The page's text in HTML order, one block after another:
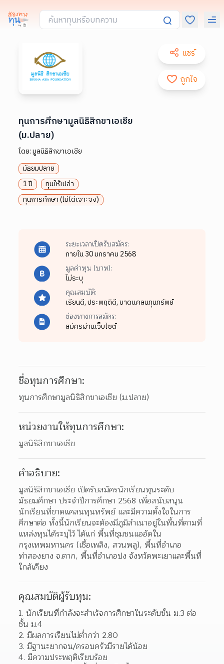
แชร์
ถูกใจ
ทุนการศึกษามูลนิธิสิกขาเอเชีย
(ม.ปลาย)
โดย:มูลนิธิสิกขาเอเชีย
มัธยมปลาย
1 ปี
ทุนให้เปล่า
ทุนการศึกษา (ไม่ได้เจาะจง)
ระยะเวลาเปิดรับสมัคร:
ภายใน 30 มกราคม 2568
มูลค่าทุน (บาท):
ไม่ระบุ
คุณสมบัติ:
เรียนดี,ประพฤติดี,ขาดแคลนทุนทรัพย์
ช่องทางการสมัคร:
สมัครผ่านเว็บไซต์
ชื่อทุนการศึกษา:
ทุนการศึกษามูลนิธิสิกขาเอเชีย (ม.ปลาย)
หน่วยงานให้ทุนการศึกษา:
มูลนิธิสิกขาเอเชีย
คำอธิบาย:
มูลนิธิสิกขาเอเซีย เปิดรับสมัครนักเรียนทุนระดับ
มัธยมศึกษา ประจำปีการศึกษา 2568 เพื่อสนับสนุน
นักเรียนที่ขาดแคลนทุนทรัพย์ และมีความตั้งใจในการ
ศึกษาต่อ ทั้งนี้นักเรียนจะต้องมีภูมิลำเนาอยู่ในพื้นที่ตามที่
แหล่งทุนได้ระบุไว้ ได้แก่ พื้นที่ชุมชนแออัดใน
กรุงเทพมหานคร (เชื้อเพลิง, สวนพลู), พื้นที่อำเภอ
ท่าสองยาง จ.ตาก, พื้นที่อำเภอปง จังหวัดพะเยาและพื้นที่
ใกล้เคียง
คุณสมบัติผู้รับทุน:
1. นักเรียนที่กำลังจะสำเร็จการศึกษาในระดับชั้น ม.3 ต่อ
ชั้น ม.4
2. มีผลการเรียนไม่ต่ำกว่า 2.80
3. มีฐานะยากจน/ครอบครัวมีรายได้น้อย
4. มีความประพฤติเรียบร้อย